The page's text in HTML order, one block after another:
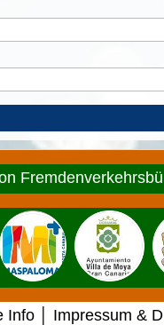
Info Impressum &